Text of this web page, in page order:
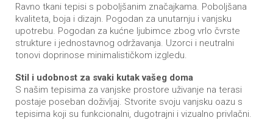
Ravno tkani tepisi s poboljšanim značajkama. Poboljšana
kvaliteta, boja i dizajn. Pogodan za unutarnju i vanjsku
upotrebu. Pogodan za kućne ljubimce zbog vrlo čvrste
strukture i jednostavnog održavanja. Uzorci i neutralni
tonovi doprinose minimalističkom izgledu.
Stil i udobnost za svaki kutak vašeg doma
S našim tepisima za vanjske prostore uživanje na terasi
postaje poseban doživljaj. Stvorite svoju vanjsku oazu s
tepisima koji su funkcionalni, dugotrajni i vizualno privlačni.